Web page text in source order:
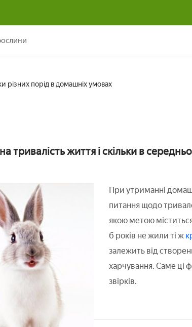
різних порід в домашніх умовах
тривалість життя і скільки в
При утриманні
питання щодо
якою метою
б років не жили ті ж
залежить від
харчування. Саме ці
звірків.